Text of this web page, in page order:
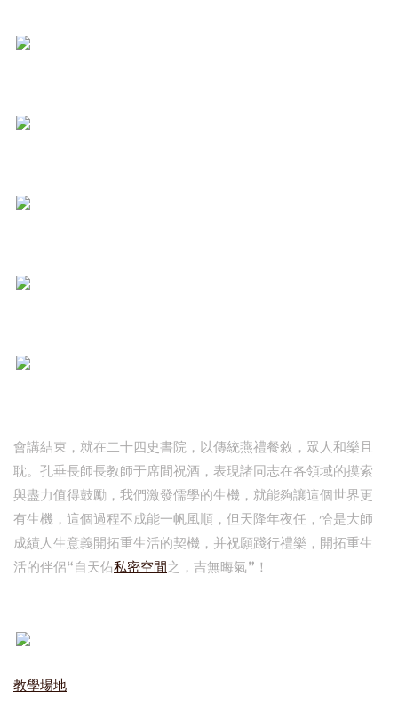
會講結束，就在二十四史書院，以傳統燕禮餐敘，眾人和樂且
耽。孔垂長師長教師于席間祝酒，表現諸同志在各領域的摸索
與盡力值得鼓勵，我們激發儒學的生機，就能夠讓這個世界更
有生機，這個過程不成能一帆風順，但天降年夜任，恰是大師
成績人生意義開拓重生活的契機，并祝願踐行禮樂，開拓重生
活的伴侶“自天佑私密空間之，吉無晦氣”！
教學場地